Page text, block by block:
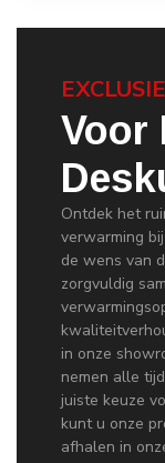
Voor
Ontdek het
verwarming
de wens van
zorgvuldig
in onze
nemen alle
juiste keuze
kunt u onze
afhalen in